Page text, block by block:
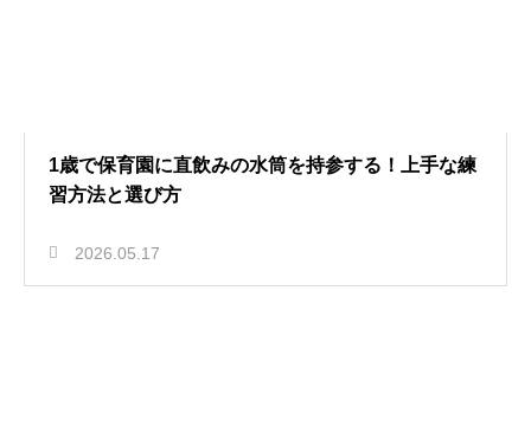
1歳で保育園に直飲みの水筒を持参する！上手な練
習方法と選び方
2026.05.17